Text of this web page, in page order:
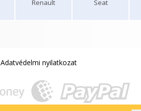
Renault Seat
Adatvédelmi nyilatkozat